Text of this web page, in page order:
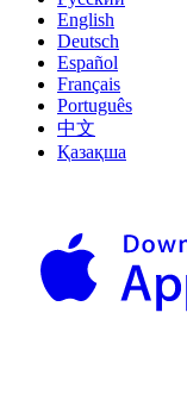
English
Deutsch
Español
Français
Português
中文
Қазақша